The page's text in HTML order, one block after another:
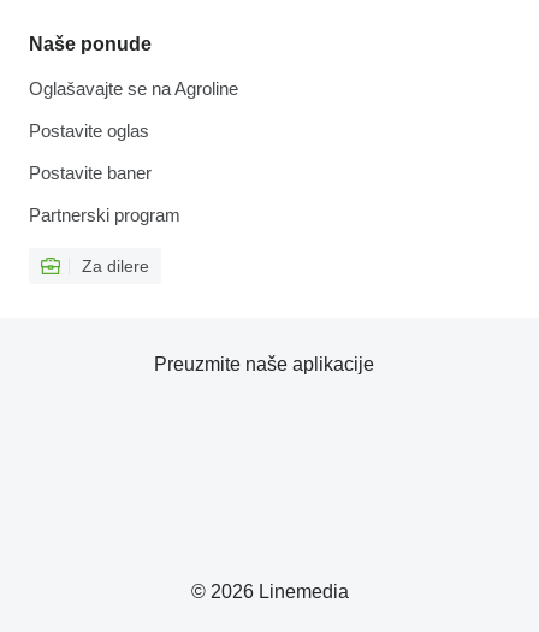
Naše ponude
Oglašavajte se na Agroline
Postavite oglas
Postavite baner
Partnerski program
Za dilere
© 2026 Linemedia
Preuzmite naše aplikacije